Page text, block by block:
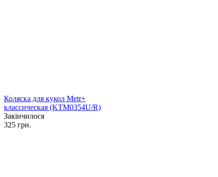
Коляска для кукол Metr+
классическая (KTM0354U/R)
Закінчилося
325 грн.